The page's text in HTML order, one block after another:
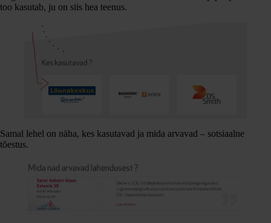
too kasutab, ju on siis hea teenus.
Samal lehel on näha, kes kasutavad ja mida arvavad – sotsiaalne
tõestus.